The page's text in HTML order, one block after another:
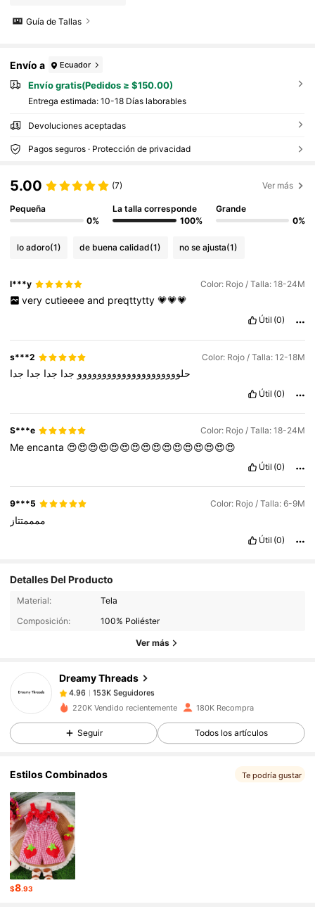
Guía de Tallas
Envío a Ecuador
Envío gratis(Pedidos ≥ $150.00)
Entrega estimada: 10-18 Días laborables
Devoluciones aceptadas
Pagos seguros · Protección de privacidad
5.00 (7) Ver más
Pequeña
0%
La talla corresponde
100%
Grande
0%
lo adoro(1) de buena calidad(1) no se ajusta(1)
l***y Color: Rojo / Talla: 18-24M
very cutieeee and preqttytty 💗💗💗
Útil (0)
s***2 Color: Rojo / Talla: 12-18M
حلووووووووووووووووووووو جدا جدا جدا جدا
Útil (0)
S***e Color: Rojo / Talla: 18-24M
Meencanta 😍😍😍😍😍😍😍😍😍😍😍😍😍😍😍😍
Útil (0)
9***5 Color: Rojo / Talla: 6-9M
ممممتتاز
Útil (0)
Detalles Del Producto
Material:
Tela
Composición:
100% Poliéster
Ver más
Dreamy Threads
153K Seguidores
4.96
153K Seguidores
g***sseguidoHace 7 horas
4.96
153K Seguidores
4.96 153K Seguidores
4.96 153K Seguidores
4.96
4.96
220K Vendido recientemente 180K Recompra
Seguir Todos los artículos
Estilos Combinados Te podría gustar
$8.93